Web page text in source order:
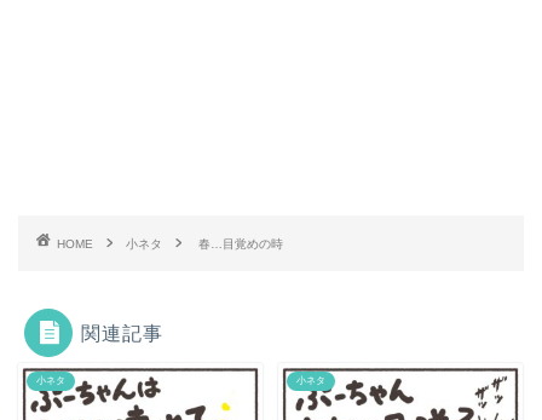
HOME 小ネタ 春…目覚めの時
関連記事
小ネタ 小ネタ